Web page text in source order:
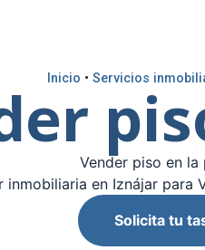
Inicio • Servicios
Vender piso en
inmobiliaria en Iznájar
Solicita tu